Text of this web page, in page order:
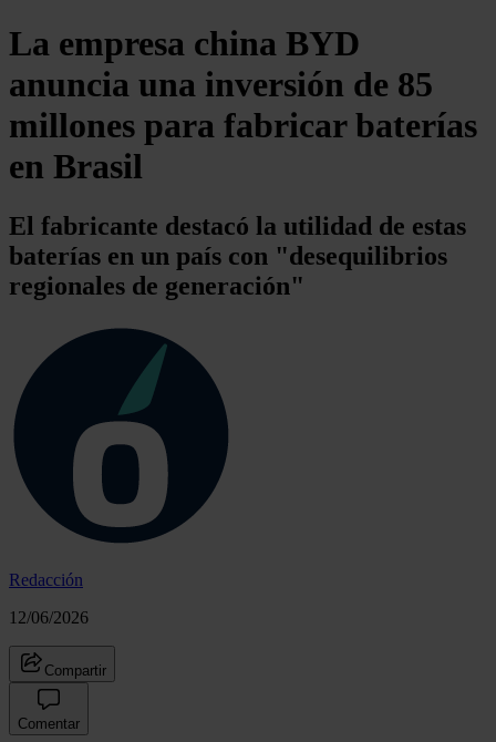
La empresa china BYD
anuncia una inversión de 85
millones para fabricar baterías
en Brasil
El fabricante destacó la utilidad de estas
baterías en un país con "desequilibrios
regionales de generación"
Redacción
12/06/2026
Compartir
Comentar